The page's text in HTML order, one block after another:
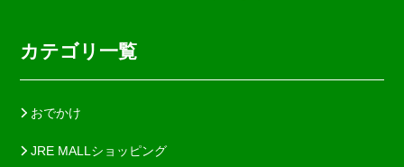
カテゴリ一覧
おでかけ
JRE MALLショッピング